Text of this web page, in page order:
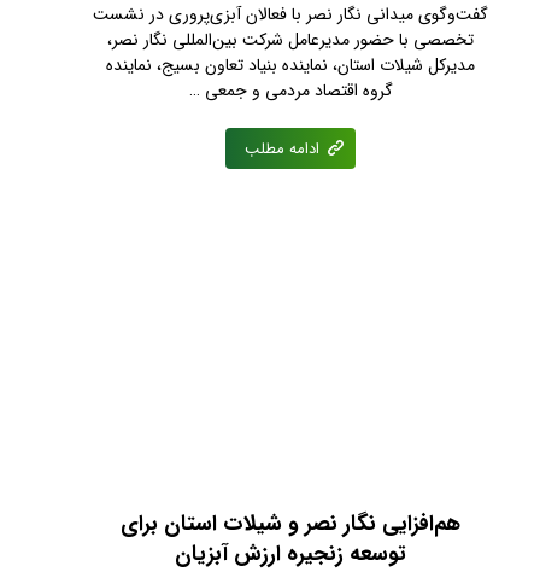
گفت‌وگوی میدانی نگار نصر با فعالان آبزی‌پروری در نشست
تخصصی با حضور مدیرعامل شرکت بین‌المللی نگار نصر،
مدیرکل شیلات استان، نماینده بنیاد تعاون بسیج، نماینده
گروه اقتصاد مردمی و جمعی …
ادامه مطلب
هم‌افزایی نگار نصر و شیلات استان برای
توسعه زنجیره ارزش آبزیان